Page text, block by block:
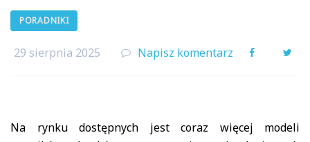
PORADNIKI
29 sierpnia 2025 Napisz komentarz Facebook
Na rynku dostępnych jest coraz więcej modeli